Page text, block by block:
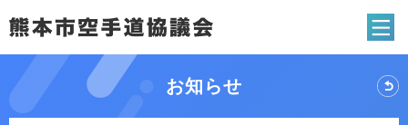
熊本市空手道協
お知らせ